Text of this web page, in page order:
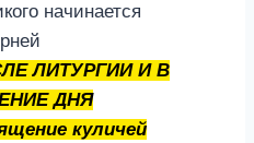
начинается
ЛИТУРГИИ И В
ДНЯ
куличей